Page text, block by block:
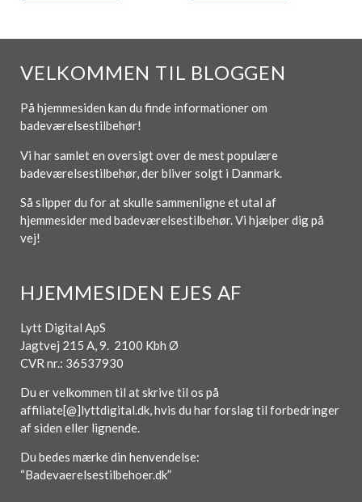
VELKOMMEN TIL BLOGGEN
På hjemmesiden kan du finde informationer om
badeværelsestilbehør!
Vi har samlet en oversigt over de mest populære
badeværelsestilbehør, der bliver solgt i Danmark.
Så slipper du for at skulle sammenligne et utal af
hjemmesider med badeværelsestilbehør. Vi hjælper dig på
vej!
HJEMMESIDEN EJES AF
Lytt Digital ApS
Jagtvej 215 A, 9. 2100 Kbh Ø
CVR nr.: 36537930
Du er velkommen til at skrive til os på
affiliate[@]lyttdigital.dk, hvis du har forslag til forbedringer
af siden eller lignende.
Du bedes mærke din henvendelse:
“Badevaerelsestilbehoer.dk”